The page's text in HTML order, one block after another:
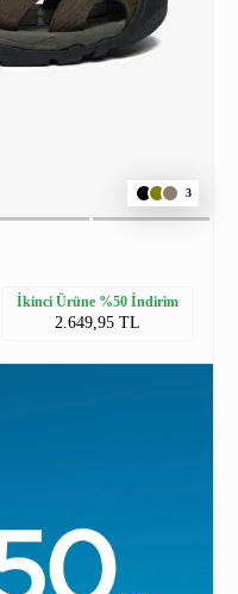
3
İkinci Ürüne %50 İndirim
2.649,95 TL